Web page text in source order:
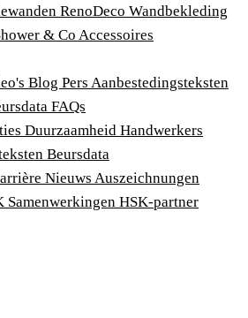
RenoDeco Wandbekleding
& Co Accessoires
Blog Pers Aanbestedingsteksten
FAQs
Duurzaamheid Handwerkers
Beursdata
Nieuws Auszeichnungen
Samenwerkingen HSK-partner